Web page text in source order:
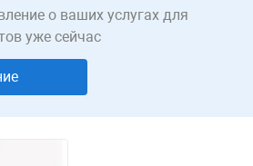
о ваших услугах для
уже сейчас